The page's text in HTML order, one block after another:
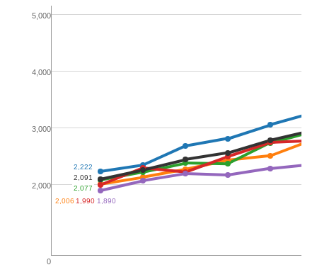
5,000
4,000
3,000
2,000
0
2,222
2,091
2,077
2,006 1,990 1,890